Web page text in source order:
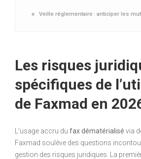
Veille réglementaire : anticiper les
Les risques
spécifiques de
de Faxmad en
L’usage accru du fax dématérialisé via
Faxmad soulève des questions
gestion des risques juridiques. La